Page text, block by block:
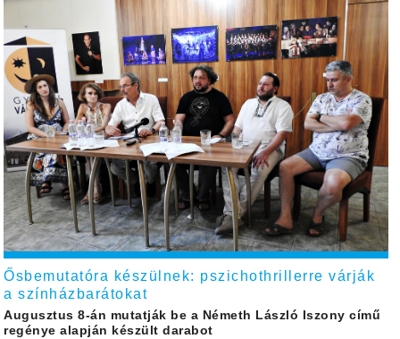
Ősbemutatóra készülnek: pszichothrillerre várják
a színházbarátokat
Augusztus 8-án mutatják be a Németh László Iszony című
regénye alapján készült darabot